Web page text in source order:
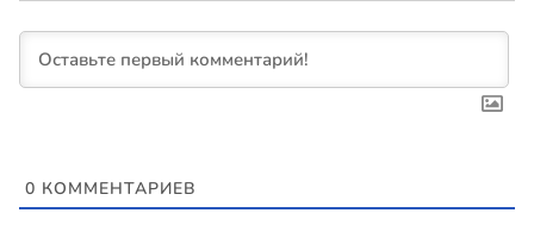
0 КОММЕНТАРИЕВ